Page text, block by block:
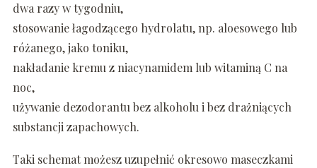
dwa razy w tygodniu,
stosowanie łagodzącego hydrolatu, np. aloesowego lub
różanego, jako toniku,
nakładanie kremu z niacynamidem lub witaminą C na
noc,
używanie dezodorantu bez alkoholu i bez drażniących
substancji zapachowych.
Taki schemat możesz uzupełnić okresowo maseczkami